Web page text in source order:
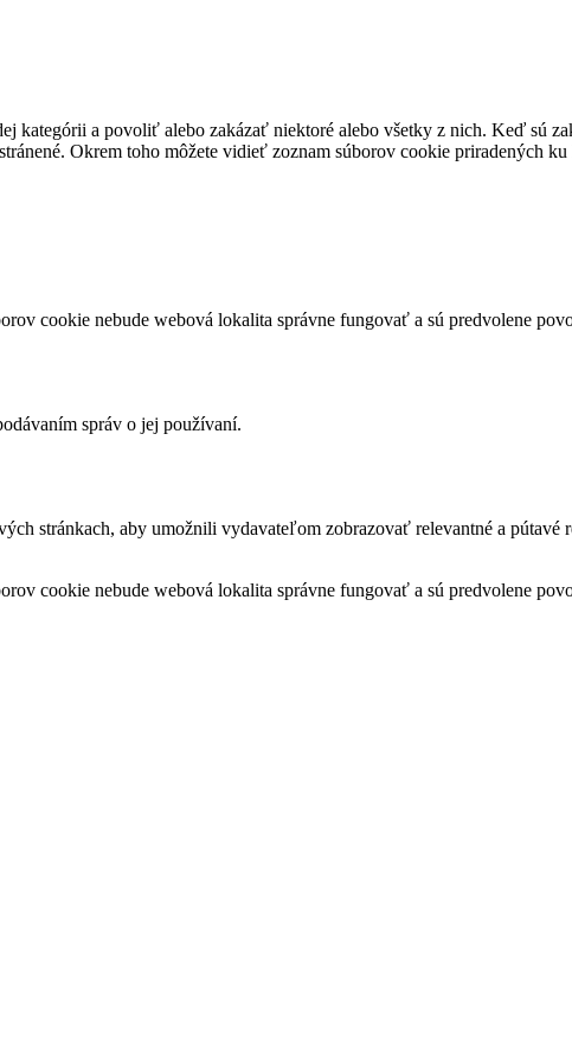
kategórii a povoliť alebo zakázať niektoré alebo všetky z nich. Keď sú
Okrem toho môžete vidieť zoznam súborov cookie priradených
cookie nebude webová lokalita správne fungovať a sú predvolene
správ o jej používaní.
stránkach, aby umožnili vydavateľom zobrazovať relevantné a pútavé
cookie nebude webová lokalita správne fungovať a sú predvolene